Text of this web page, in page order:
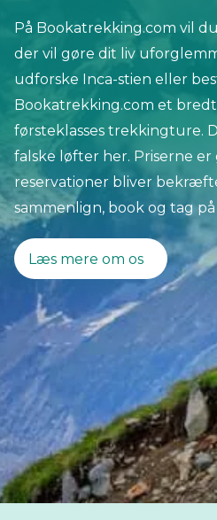
På Bookatrekking.com vil
der vil gøre dit liv
udforske Inca-stien eller
Bookatrekking.com et
førsteklasses trekkingture.
falske løfter her. Priserne er
reservationer bliver
sammenlign, book og tag
Læs mere om os